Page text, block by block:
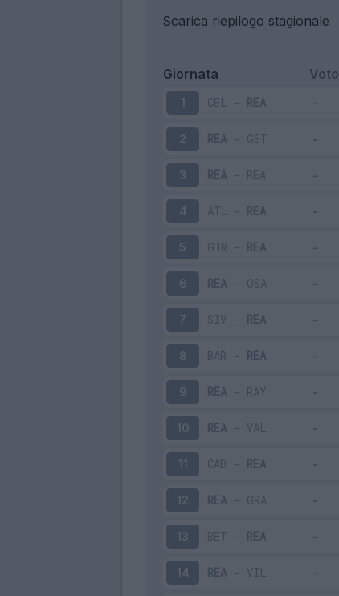
Scarica riepilogo stagionale
Giornata Voto
1 CEL - REA
2 REA - GET
3 REA - REA
4 ATL - REA
5 GIR - REA
6 REA - OSA
7 SIV - REA
8 BAR - REA
9 REA - RAY
10 REA - VAL
11 CAD - REA
12 REA - GRA
13 BET - REA
14 REA - VIL